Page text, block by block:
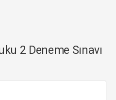
2 Deneme Sınavı